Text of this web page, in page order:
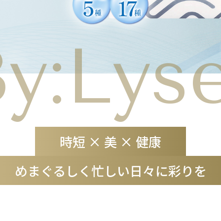
時短 × 美 × 健康
めまぐるしく忙しい日々に彩りを